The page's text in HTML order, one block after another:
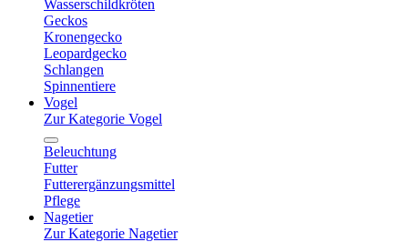
Wasserschildkröten
Geckos
Kronengecko
Leopardgecko
Schlangen
Spinnentiere
Vogel
Zur Kategorie Vogel
Beleuchtung
Futter
Futterergänzungsmittel
Pflege
Nagetier
Zur Kategorie Nagetier